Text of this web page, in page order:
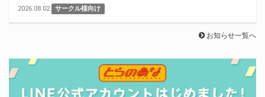
2026.08.02 サークル様向け
お知らせ一覧へ